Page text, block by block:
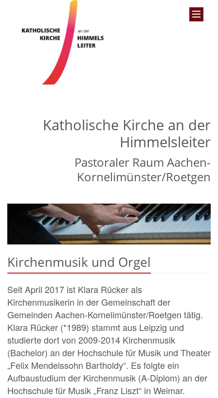
Katholische Kirche an der
Himmelsleiter
Pastoraler Raum Aachen-
Kornelimünster/Roetgen
Kirchenmusik und Orgel
Seit April 2017 ist Klara Rücker als
Kirchenmusikerin in der Gemeinschaft der
Gemeinden Aachen-Kornelimünster/Roetgen tätig.
Klara Rücker (*1989) stammt aus Leipzig und
studierte dort von 2009-2014 Kirchenmusik
(Bachelor) an der Hochschule für Musik und Theater
„Felix Mendelssohn Bartholdy“. Es folgte ein
Aufbaustudium der Kirchenmusik (A-Diplom) an der
Hochschule für Musik „Franz Liszt“ in Weimar.